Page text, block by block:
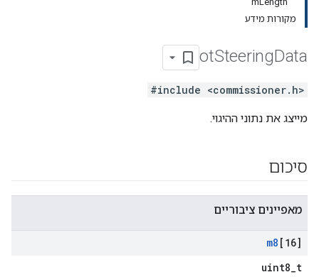
מקורות מידע
otSteeringData
#include <commissioner.h>
מייצג את נתוני ההיגוי.
סיכום
מאפיינים ציבוריים
m8 [16]
uint8_t